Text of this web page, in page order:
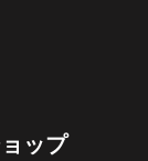
ップ